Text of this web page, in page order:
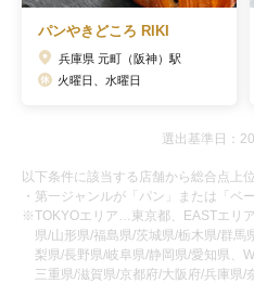
パンやきどころ RIKI
兵庫県 元町（阪神）駅
火曜日、水曜日
選出基準日：
以下条件に該当する店舗から総合点上
・第一ジャンルが「パン」または「ベ
※TOKYOエリア…東京都、EASTエリ
県/山形県/福島県/茨城県/栃木県/群馬
梨県/長野県/岐阜県/静岡県/愛知県、
三重県/滋賀県/京都府/大阪府/兵庫県/